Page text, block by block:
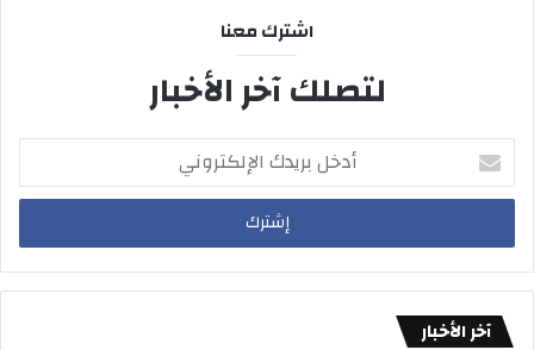
اشترك معنا
لتصلك آخر الأخبار
أدخل
بريدك
الإلكتروني
آخر الأخبار